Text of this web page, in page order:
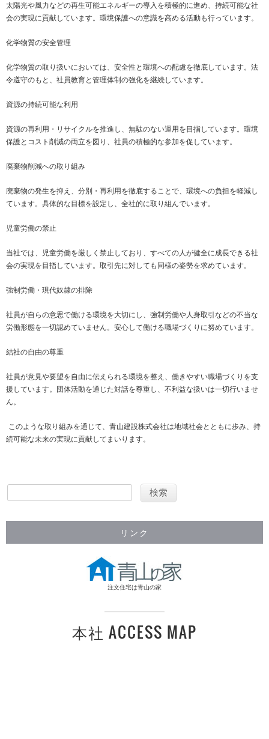
太陽光や風力などの再生可能エネルギーの導入を積極的に進め、持続可能な社
会の実現に貢献しています。環境保護への意識を高める活動も行っています。
化学物質の安全管理
化学物質の取り扱いにおいては、安全性と環境への配慮を徹底しています。法
令遵守のもと、社員教育と管理体制の強化を継続しています。
資源の持続可能な利用
資源の再利用・リサイクルを推進し、無駄のない運用を目指しています。環境
保護とコスト削減の両立を図り、社員の積極的な参加を促しています。
廃棄物削減への取り組み
廃棄物の発生を抑え、分別・再利用を徹底することで、環境への負担を軽減し
ています。具体的な目標を設定し、全社的に取り組んでいます。
児童労働の禁止
当社では、児童労働を厳しく禁止しており、すべての人が健全に成長できる社
会の実現を目指しています。取引先に対しても同様の姿勢を求めています。
強制労働・現代奴隷の排除
社員が自らの意思で働ける環境を大切にし、強制労働や人身取引などの不当な
労働形態を一切認めていません。安心して働ける職場づくりに努めています。
結社の自由の尊重
社員が意見や要望を自由に伝えられる環境を整え、働きやすい職場づくりを支
援しています。団体活動を通じた対話を尊重し、不利益な扱いは一切行いませ
ん。
このような取り組みを通じて、青山建設株式会社は地域社会とともに歩み、持
続可能な未来の実現に貢献してまいります。
リンク
注文住宅は青山の家
本社 ACCESS MAP